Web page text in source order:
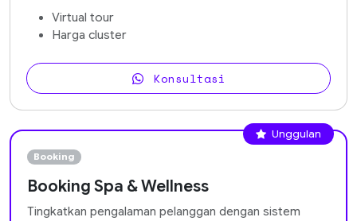
Virtual tour
Harga cluster
Konsultasi
Unggulan
Booking
Booking Spa & Wellness
Tingkatkan pengalaman pelanggan dengan sistem